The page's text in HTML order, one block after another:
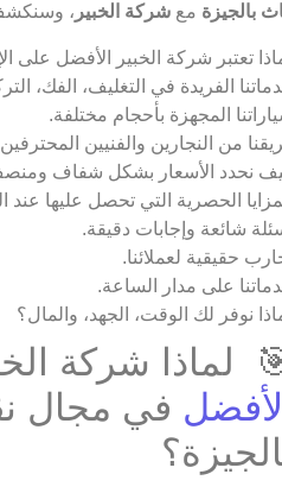
بالجيزة مع شركة الخبير ،
تعتبر شركة الخبير الأفضل على
الفريدة في التغليف، الفك،
المجهزة بأحجام مختلفة.
من النجارين والفنيين
نحدد الأسعار بشكل شفاف
الحصرية التي تحصل عليها عند
شائعة وإجابات دقيقة.
حقيقية لعملائنا.
على مدار الساعة.
نوفر لك الوقت، الجهد، والمال؟
لماذا شركة
في مجال